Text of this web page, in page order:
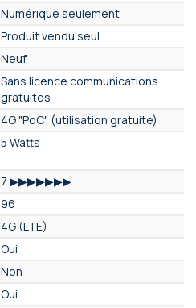
Numérique seulement
Produit vendu seul
Neuf
Sans licence communications
gratuites
4G "PoC" (utilisation gratuite)
5 Watts
7 ▶▶▶▶▶▶▶
96
4G (LTE)
Oui
Non
Oui